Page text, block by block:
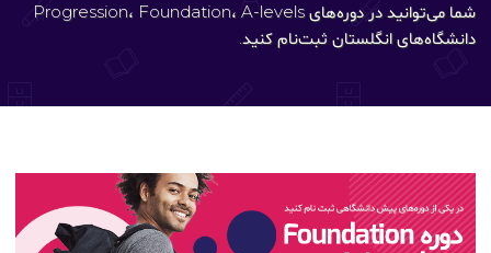
شما می‌توانید در دوره‌های Progression، Foundation، A-levels
دانشگاه‌های انگلستان ثبت‌نام کنید.